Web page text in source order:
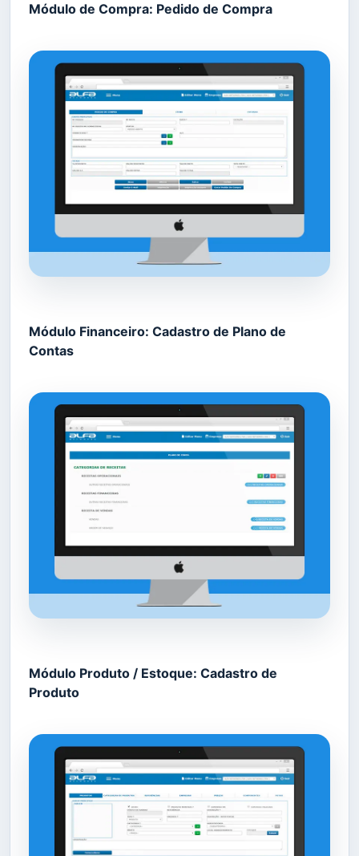
Módulo de Compra: Pedido de Compra
Módulo Financeiro: Cadastro de Plano de
Contas
Módulo Produto / Estoque: Cadastro de
Produto